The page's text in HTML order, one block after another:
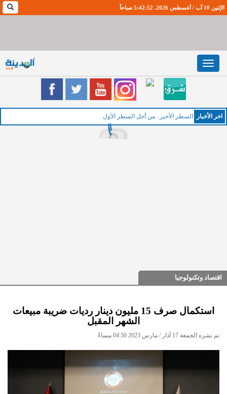
الإثنين 10 آب / أغسطس 2026. 5:42:53 صباحاً
Toggle
navigation
اخر اﻷخبار السطر الأخير...من أجل السطر الأول
اقتصاد وتكنولوجيا
استكمال صرف 15 مليون دينار رديات ضريبة مبيعات
الشهر المقبل
تم نشره الجمعة 17 آذار / مارس 2023 04:50 مساءً